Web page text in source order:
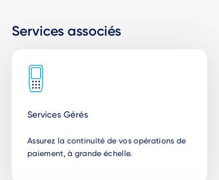
Services associés
Services Gérés
Assurez la continuité de vos opérations de
paiement, à grande échelle.